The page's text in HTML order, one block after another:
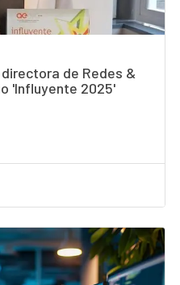
de Redes &
'Influyente 2025'